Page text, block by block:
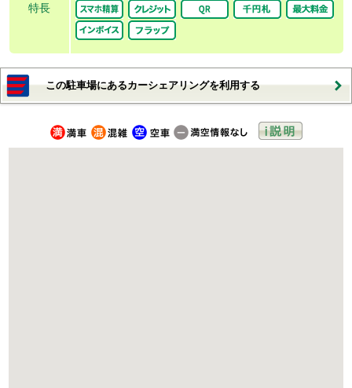
特長
この駐車場にあるカーシェアリングを利用する